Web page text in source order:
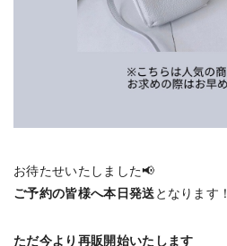
お待たせいたしました📢
ご予約の皆様へ本日発送となります！
ただ今より 再販開始いたします